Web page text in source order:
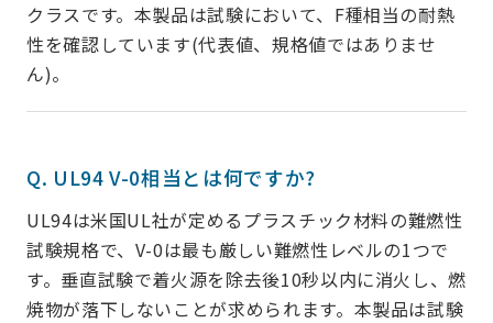
クラスです。本製品は試験において、F種相当の耐熱
性を確認しています(代表値、規格値ではありませ
ん)。
Q. UL94 V-0相当とは何ですか?
UL94は米国UL社が定めるプラスチック材料の難燃性
試験規格で、V-0は最も厳しい難燃性レベルの1つで
す。垂直試験で着火源を除去後10秒以内に消火し、燃
焼物が落下しないことが求められます。本製品は試験